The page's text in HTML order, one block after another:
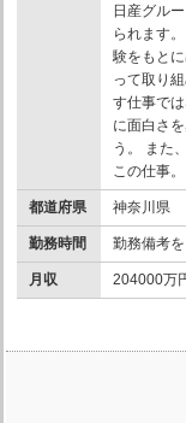
日産グル
られます
験をもと
って取り
す仕事で
に面白さ
う。 また
この仕事
都道府県 神奈川県
勤務時間 勤務備考
月収 204000万